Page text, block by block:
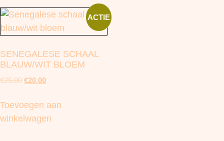
ACTIE
SENEGALESE SCHAAL
BLAUW/WIT BLOEM
€25.00 €20.00
Toevoegen aan
winkelwagen